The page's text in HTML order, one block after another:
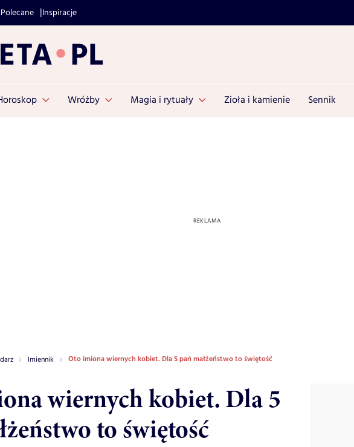
Polecane Inspiracje
Wróżby Magia i rytuały Zioła i kamienie Sennik
Imiennik Oto imiona wiernych kobiet. Dla 5 pań małżeństwo to świętość
wiernych kobiet. Dla 5
to świętość